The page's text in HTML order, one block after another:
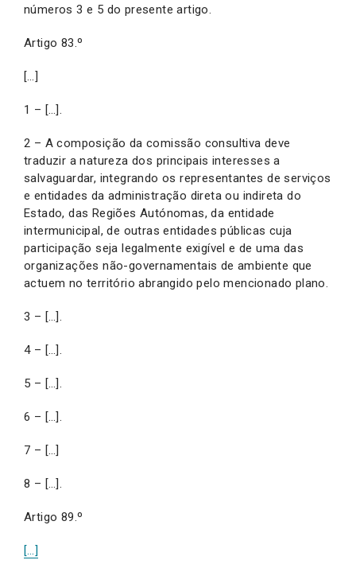
números 3 e 5 do presente artigo.
Artigo 83.º
[…]
1 – […].
2 – A composição da comissão consultiva deve
traduzir a natureza dos principais interesses a
salvaguardar, integrando os representantes de serviços
e entidades da administração direta ou indireta do
Estado, das Regiões Autónomas, da entidade
intermunicipal, de outras entidades públicas cuja
participação seja legalmente exigível e de uma das
organizações não-governamentais de ambiente que
actuem no território abrangido pelo mencionado plano.
3 – […].
4 – […].
5 – […].
6 – […].
7 – […]
8 – […].
Artigo 89.º
[…]